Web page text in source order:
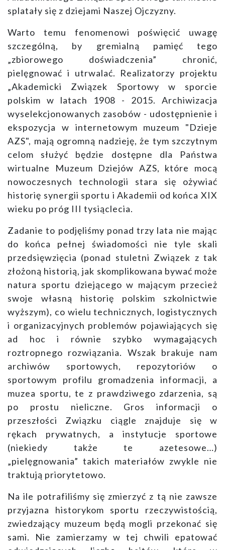
splatały się z dziejami Naszej Ojczyzny.
Warto temu fenomenowi poświęcić uwagę
szczególną, by gremialną pamięć tego
„zbiorowego doświadczenia” chronić,
pielęgnować i utrwalać. Realizatorzy projektu
„Akademicki Związek Sportowy w sporcie
polskim w latach 1908 - 2015. Archiwizacja
wyselekcjonowanych zasobów - udostępnienie i
ekspozycja w internetowym muzeum "Dzieje
AZS", mają ogromną nadzieję, że tym szczytnym
celom służyć będzie dostępne dla Państwa
wirtualne Muzeum Dziejów AZS, które mocą
nowoczesnych technologii stara się ożywiać
historię synergii sportu i Akademii od końca XIX
wieku po próg III tysiąclecia.
Zadanie to podjęliśmy ponad trzy lata nie mając
do końca pełnej świadomości nie tyle skali
przedsięwzięcia (ponad stuletni Związek z tak
złożoną historią, jak skomplikowana bywać może
natura sportu dziejącego w mającym przecież
swoje własną historię polskim szkolnictwie
wyższym), co wielu technicznych, logistycznych
i organizacyjnych problemów pojawiających się
ad hoc i równie szybko wymagających
roztropnego rozwiązania. Wszak brakuje nam
archiwów sportowych, repozytoriów o
sportowym profilu gromadzenia informacji, a
muzea sportu, te z prawdziwego zdarzenia, są
po prostu nieliczne. Gros informacji o
przeszłości Związku ciągle znajduje się w
rękach prywatnych, a instytucje sportowe
(niekiedy także te azetesowe…)
„pielęgnowania” takich materiałów zwykle nie
traktują priorytetowo.
Na ile potrafiliśmy się zmierzyć z tą nie zawsze
przyjazna historykom sportu rzeczywistością,
zwiedzający muzeum będą mogli przekonać się
sami. Nie zamierzamy w tej chwili epatować